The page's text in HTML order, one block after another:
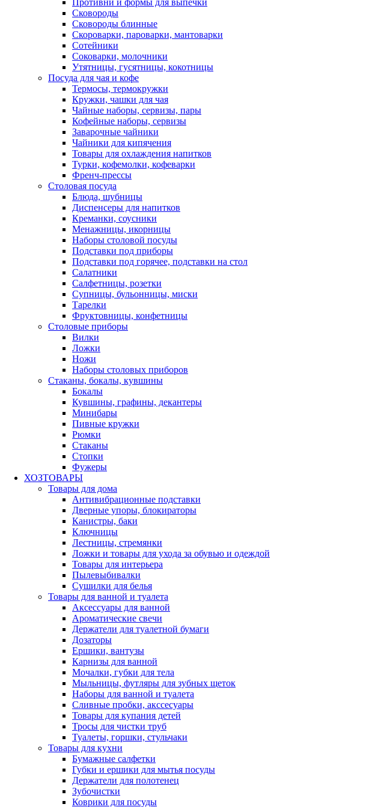
Противни и формы для выпечки
Сковороды
Сковороды блинные
Скороварки, пароварки, мантоварки
Сотейники
Соковарки, молочники
Утятницы, гусятницы, кокотницы
Посуда для чая и кофе
Термосы, термокружки
Кружки, чашки для чая
Чайные наборы, сервизы, пары
Кофейные наборы, сервизы
Заварочные чайники
Чайники для кипячения
Товары для охлаждения напитков
Турки, кофемолки, кофеварки
Френч-прессы
Столовая посуда
Блюда, шубницы
Диспенсеры для напитков
Креманки, соусники
Менажницы, икорницы
Наборы столовой посуды
Подставки под приборы
Подставки под горячее, подставки на стол
Салатники
Салфетницы, розетки
Супницы, бульонницы, миски
Тарелки
Фруктовницы, конфетницы
Столовые приборы
Вилки
Ложки
Ножи
Наборы столовых приборов
Стаканы, бокалы, кувшины
Бокалы
Кувшины, графины, декантеры
Минибары
Пивные кружки
Рюмки
Стаканы
Стопки
Фужеры
ХОЗТОВАРЫ
Товары для дома
Антивибрационные подставки
Дверные упоры, блокираторы
Канистры, баки
Ключницы
Лестницы, стремянки
Ложки и товары для ухода за обувью и одеждой
Товары для интерьера
Пылевыбивалки
Сушилки для белья
Товары для ванной и туалета
Аксессуары для ванной
Ароматические свечи
Держатели для туалетной бумаги
Дозаторы
Ершики, вантузы
Карнизы для ванной
Мочалки, губки для тела
Мыльницы, футляры для зубных щеток
Наборы для ванной и туалета
Сливные пробки, акссесуары
Товары для купания детей
Тросы для чистки труб
Туалеты, горшки, стульчаки
Товары для кухни
Бумажные салфетки
Губки и ершики для мытья посуды
Держатели для полотенец
Зубочистки
Коврики для посуды